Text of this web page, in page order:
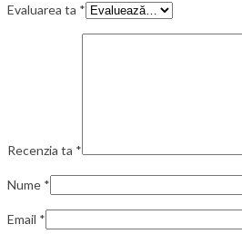
Evaluarea ta *
Recenzia ta *
Nume *
Email *